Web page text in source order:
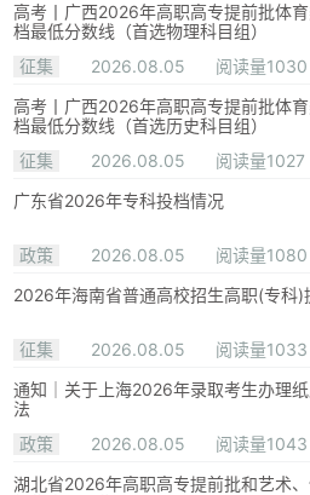
高考丨广西2026年高职高专提前批体
档最低分数线（首选物理科目组）
征集
2026.08.05
阅读量1030
高考丨广西2026年高职高专提前批体
档最低分数线（首选历史科目组）
征集
2026.08.05
阅读量1027
广东省2026年专科投档情况
政策 2026.08.05
阅读量1080
2026年海南省普通高校招生高职(专科)
征集 2026.08.05
阅读量1033
通知｜关于上海2026年录取考生办理
法
政策
2026.08.05
阅读量1043
湖北省2026年高职高专提前批和艺术